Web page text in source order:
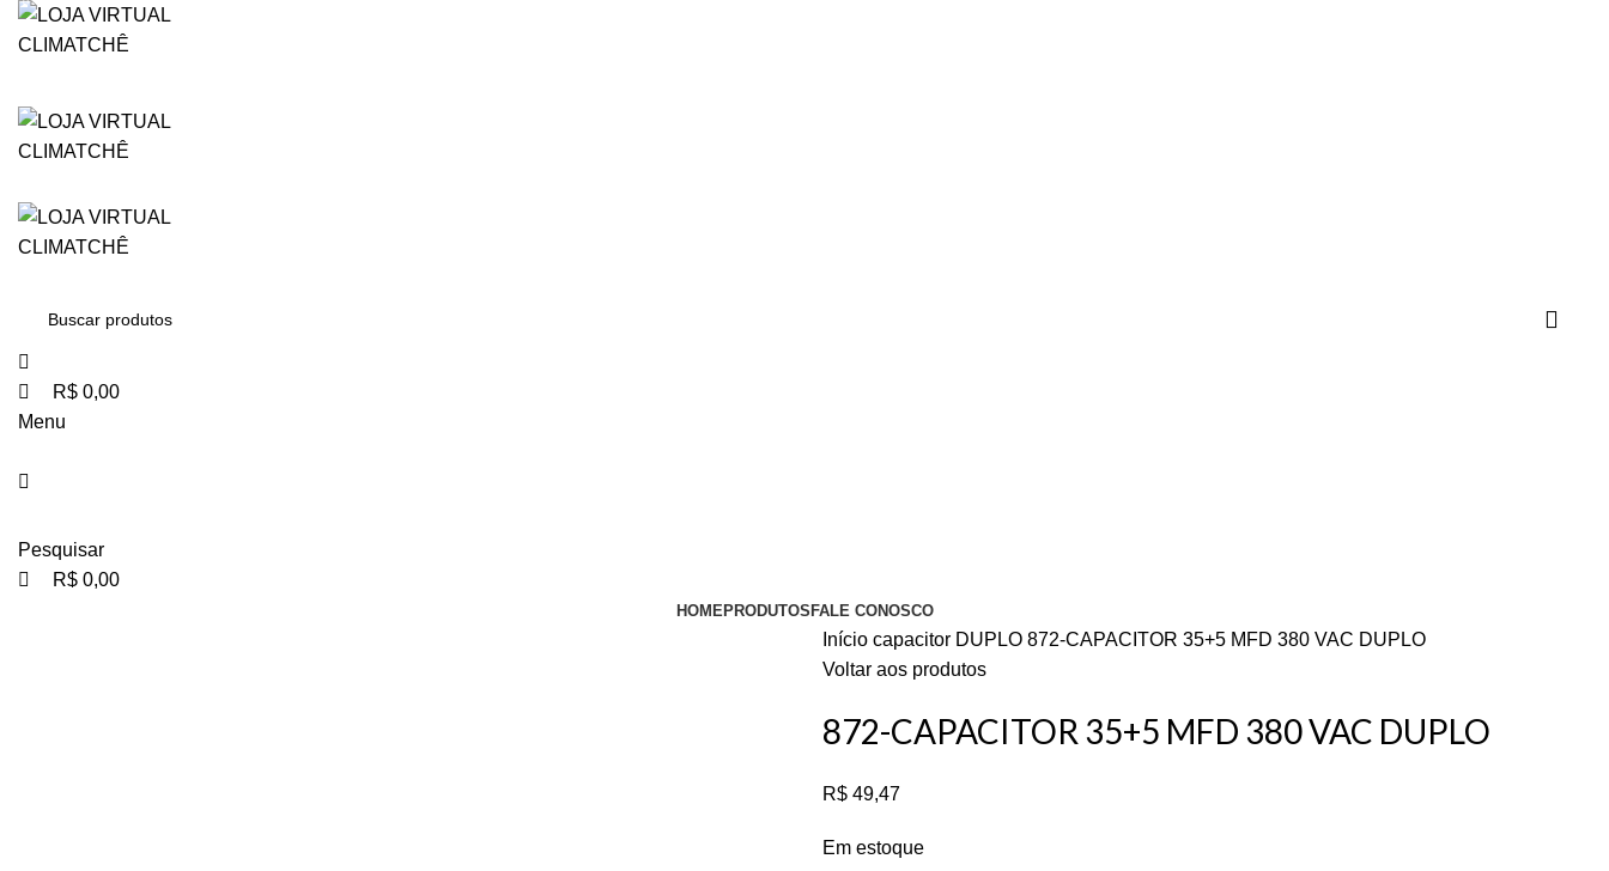
R$ 0,00
Menu
Pesquisar
R$ 0,00
HOMEPRODUTOS FALE CONOSCO
Início capacitor DUPLO 872-CAPACITOR 35+5 MFD 380 VAC DUPLO
Voltar aos produtos
872-CAPACITOR 35+5 MFD 380 VAC DUPLO
R$ 49,47
Em estoque
0